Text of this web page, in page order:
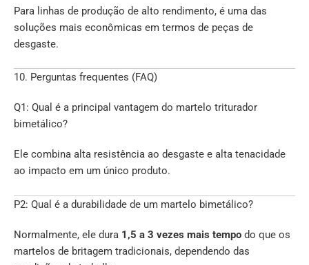
Para linhas de produção de alto rendimento, é uma das
soluções mais econômicas em termos de peças de
desgaste.
10. Perguntas frequentes (FAQ)
Q1: Qual é a principal vantagem do martelo triturador
bimetálico?
Ele combina alta resistência ao desgaste e alta tenacidade
ao impacto em um único produto.
P2: Qual é a durabilidade de um martelo bimetálico?
Normalmente, ele dura 1,5 a 3 vezes mais tempo do que os
martelos de britagem tradicionais, dependendo das